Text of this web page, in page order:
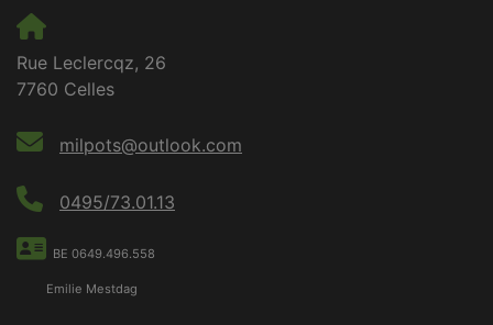
Rue Leclercqz, 26
7760 Celles
milpots@outlook.com
0495/73.01.13
BE 0649.496.558
Emilie Mestdag